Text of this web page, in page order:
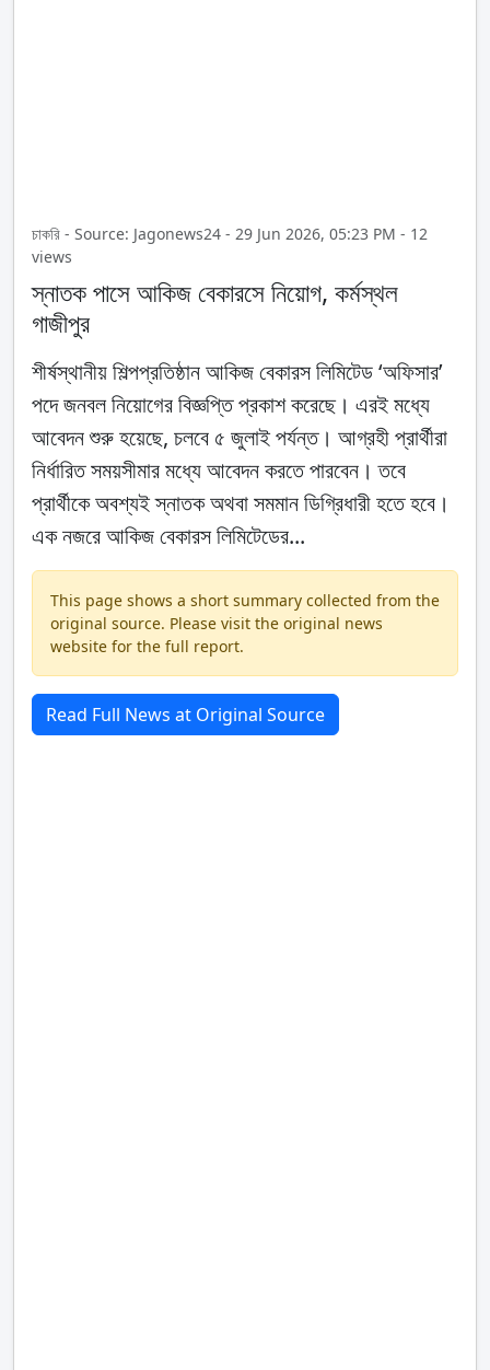
চাকরি - Source: Jagonews24 - 29 Jun 2026, 05:23 PM - 12
views
স্নাতক পাসে আকিজ বেকারসে নিয়োগ, কর্মস্থল
গাজীপুর
শীর্ষস্থানীয় শিল্পপ্রতিষ্ঠান আকিজ বেকারস লিমিটেড ‘অফিসার’
পদে জনবল নিয়োগের বিজ্ঞপ্তি প্রকাশ করেছে। এরই মধ্যে
আবেদন শুরু হয়েছে, চলবে ৫ জুলাই পর্যন্ত। আগ্রহী প্রার্থীরা
নির্ধারিত সময়সীমার মধ্যে আবেদন করতে পারবেন। তবে
প্রার্থীকে অবশ্যই স্নাতক অথবা সমমান ডিগ্রিধারী হতে হবে।
এক নজরে আকিজ বেকারস লিমিটেডের...
This page shows a short summary collected from the
original source. Please visit the original news
website for the full report.
Read Full News at Original Source